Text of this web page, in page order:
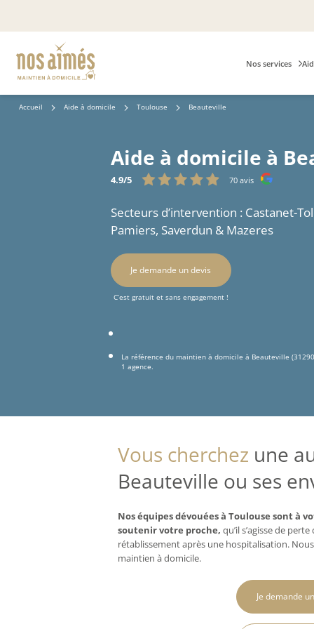
Nos services
Accueil Aide à domicile Toulouse Beauteville
Aide à domicile à
4.9/5 70 avis
Secteurs d’intervention : Castanet-
Pamiers, Saverdun & Mazeres
Je demande un devis
C’est gratuit et sans engagement !
La référence du maintien à domicile à Beauteville
1 agence.
Vous cherchez une
Beauteville ou ses
Nos équipes dévouées à Toulouse sont à
soutenir votre proche, qu’il s’agisse de
rétablissement après une hospitalisation.
maintien à domicile.
Je demande